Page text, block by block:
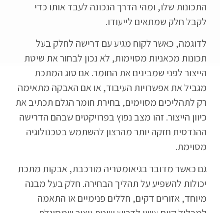
התכונות שלו, ומהי הדרך הנכונה לעבד אותו כדי
לקבל חלק שמתאים לייעודו.
לדוגמה, כאשר לקוח מגיע עם דרישה לחלק בעל
תכונות מכאניות מסוימות, לא נכון לבחור את שיטת
הייצור לפני שמבינים את החומר. אם סוג המתכת
מגביל את אפשרויות העיבוד, או אם האבקה מתאימה
רק לתהליכים מסוימים, בחירת חומר הגלם תכתיב את
כיוון הייצור. זהו מצב נפוץ בפרויקטים שבהם הדרישה
ההנדסית חזקה יותר מהרצון להשתמש בטכנולוגיה
מסוימת.
גם כאשר מדובר בגיאומטריה מורכבת, אבקות מתכת
יכולות להשפיע על תהליך הבחירה. חלק בעל מבנה
מיוחד, אזורים דקים, חללים פנימיים או התאמה